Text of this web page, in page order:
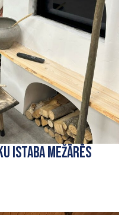
istaba Mežārēs